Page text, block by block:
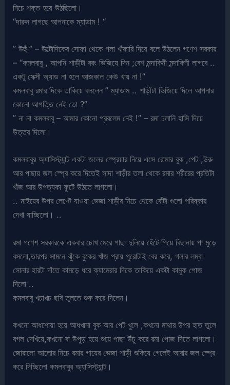
নিচে শক্ত হয়ে উঠছিলো।
“দারুন লাগছে আপনাকে ম্যাডাম ! “
” উহুঁ ” – উল্টোদিকের সোফা থেকে গলা খাঁকারি দিয়ে বলে উঠলেন গণেশ সরকার
– “কমলবাবু , আপনি শাড়ীটা বরং ভিজিয়ে দিন ;বেশ মন্দাকিনী মন্দাকিনী লাগবে ..
একটু সেক্সী অ্যাড না হলে আজকাল কেউ খায় না !”
কমলবাবু রমার দিকে তাকিয়ে বললেন ” ম্যাডাম .. শাড়ীটা ভিজিয়ে দিলে আপনার
কোনো আপত্তি নেই তো ?”
” না না কমলবাবু – আমার কোনো প্রবলেম নেই !” – রমা ঢলানি হাসি দিয়ে
উত্তর দিলো।
কমলবাবুর অ্যাসিস্ট্যান্ট একটা জলের স্প্রেয়ার নিয়ে এসে রোমার বুক ,পেট ,উরু
আর পাছায় জল স্প্রে করে দিতেই সাদা শাড়ীর তলা থেকে রমার শরীরের প্রতিটা
খাঁজ আর উপত্যকা ফুটে উঠতে লাগলো।
.. মাইয়ের উপর লেপ্টে যাওয়া ভেজা শাড়ীর নিচে থেকে বোঁটা গুলো পরিষ্কার
দেখা যাচ্ছিলো। ..
রমা গণেশ সরকারকে একবার চোখ মেরে পাছা দুলিয়ে হেঁটে গিয়ে বিছানায় পা মুড়ে
বসলো,তারপর সামনে ঝুঁকে বুকের খাঁজ প্রায় পুরোটাই বের করে, গলার লম্বা
সোনার হারটা দাঁতে কামড়ে ধরে ক্যামেরার দিকে তাকিয়ে একটা কামুক পোজ
দিলো ..
কমলবাবু খচাখচ ছবি তুলতে শুরু করে দিলেন।
কখনো আধশোয়া হয়ে আধখানা বুক আর পেট খুলে ,কখনো মাথার উপর হাত তুলে
বগল দেখিয়ে,কখনো বা উপুড় হয়ে শুয়ে পাছা উঁচু করে রমা পোজ দিতে লাগলো।
জোরালো আলোর নিচে রমার গায়ের ভেজা শাড়ী শুকিয়ে গেলেই আবার জল স্প্রে
করে দিচ্ছিলো কমলবাবুর অ্যাসিস্ট্যান্ট।